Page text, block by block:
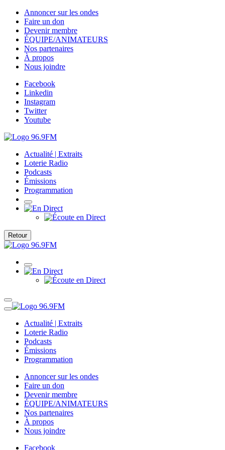
Annoncer sur les ondes
Faire un don
Devenir membre
ÉQUIPE/ANIMATEURS
Nos partenaires
À propos
Nous joindre
Facebook
Linkedin
Instagram
Twitter
Youtube
Actualité | Extraits
Loterie Radio
Podcasts
Émissions
Programmation
Retour
Actualité | Extraits
Loterie Radio
Podcasts
Émissions
Programmation
Annoncer sur les ondes
Faire un don
Devenir membre
ÉQUIPE/ANIMATEURS
Nos partenaires
À propos
Nous joindre
Facebook